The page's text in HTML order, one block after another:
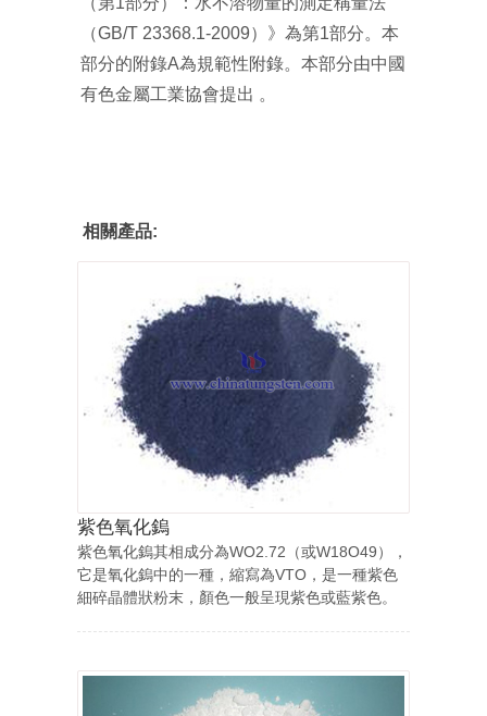
（GB/T 23368.1-2009）》為第1部分。本
部分的附錄A為規範性附錄。本部分由中國
有色金屬工業協會提出 。
相關產品:
紫色氧化鎢
紫色氧化鎢其相成分為WO2.72（或W18O49），
它是氧化鎢中的一種，縮寫為VTO，是一種紫色
細碎晶體狀粉末，顏色一般呈現紫色或藍紫色。